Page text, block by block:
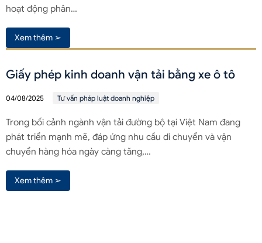
hoạt động phân…
Xem thêm ➢
Giấy phép kinh doanh vận tải bằng xe ô tô
04/08/2025 Tư vấn pháp luật doanh nghiệp
Trong bối cảnh ngành vận tải đường bộ tại Việt Nam đang
phát triển mạnh mẽ, đáp ứng nhu cầu di chuyển và vận
chuyển hàng hóa ngày càng tăng,…
Xem thêm ➢